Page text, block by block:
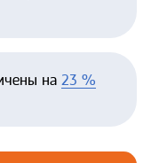
на 23 %